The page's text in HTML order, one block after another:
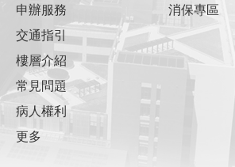
申辦服務
交通指引
樓層介紹
常見問題
病人權利
更多
消保專區